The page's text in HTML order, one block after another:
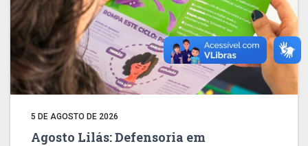
5 DE AGOSTO DE 2026
Agosto Lilás: Defensoria em